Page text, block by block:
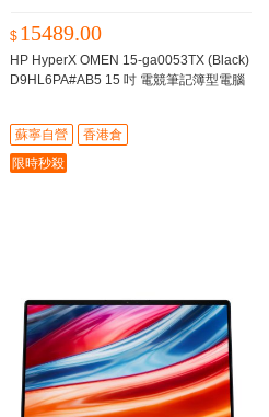
$ 15489.00
HP HyperX OMEN 15-ga0053TX (Black)
D9HL6PA#AB5 15 吋 電競筆記簿型電腦
蘇寧自營
香港倉
限時秒殺